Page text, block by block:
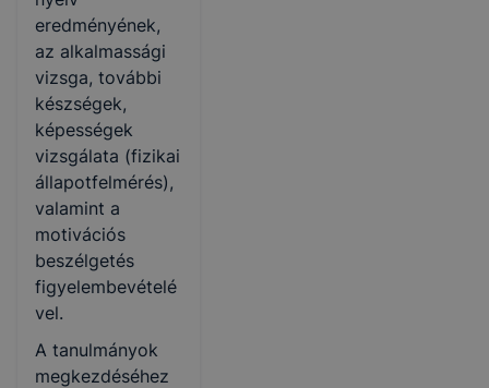
eredményének,
az alkalmassági
vizsga, további
készségek,
képességek
vizsgálata (fizikai
állapotfelmérés),
valamint a
motivációs
beszélgetés
figyelembevételé
vel.
A tanulmányok
megkezdéséhez